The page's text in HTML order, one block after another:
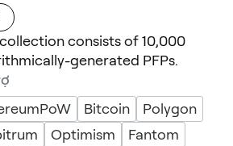
consists of 10,000
generated PFPs.
Bitcoin
Polygon
Optimism
Fantom